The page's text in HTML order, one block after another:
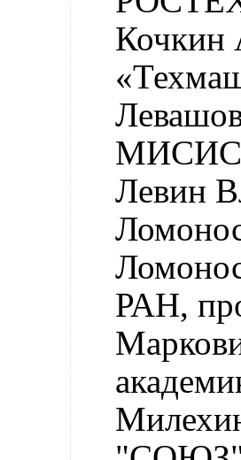
Кочкин
МИСИС,
Левин
РАН,